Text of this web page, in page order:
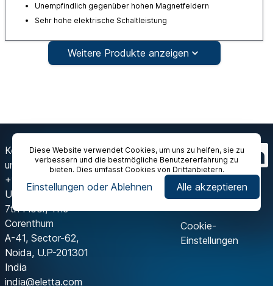
Unempfindlich gegenüber hohen Magnetfeldern
Sehr hohe elektrische Schaltleistung
Weitere Produkte anzeigen
Diese Website verwendet Cookies, um uns zu helfen, sie zu
verbessern und die bestmögliche Benutzererfahrung zu
bieten. Dies umfasst Cookies von Drittanbietern.
Einstellungen oder Ablehnen Alle akzeptieren
Kontaktieren Sie
uns
+91 120 429 2444
Unit-175, Tower-A,
7th Floor, The
Corenthum
A-41, Sector-62,
Noida, U.P-201301
India
india@eletta.com
Cookie-
Einstellungen